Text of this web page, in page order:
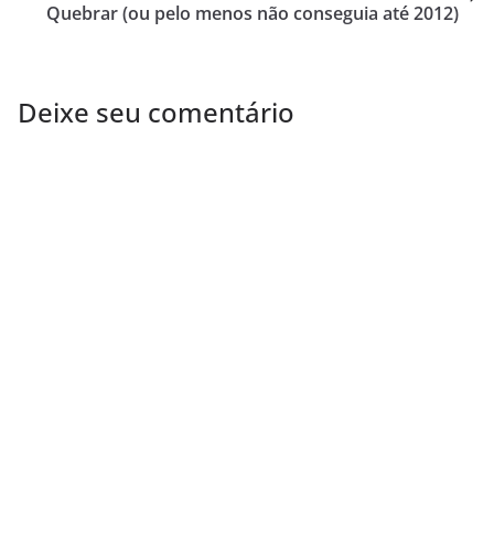
Quebrar (ou pelo menos não conseguia até 2012)
Deixe seu comentário